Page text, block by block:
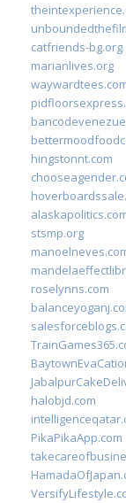
catfriends-bg.org
marianlives.org
hingstonnt.com
stsmp.org
roselynns.com
halobjd.com
PikaPikaApp.com